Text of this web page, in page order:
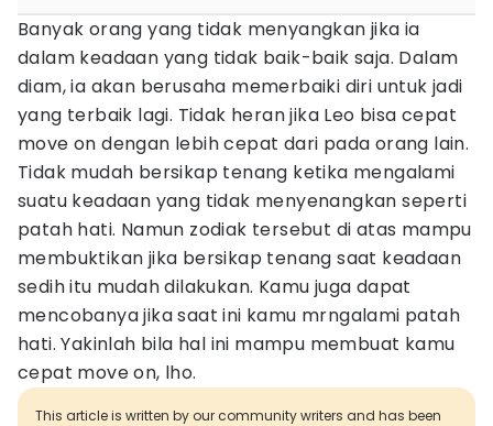
Banyak orang yang tidak menyangkan jika ia
dalam keadaan yang tidak baik-baik saja. Dalam
diam, ia akan berusaha memerbaiki diri untuk jadi
yang terbaik lagi. Tidak heran jika Leo bisa cepat
move on dengan lebih cepat dari pada orang lain.
Tidak mudah bersikap tenang ketika mengalami
suatu keadaan yang tidak menyenangkan seperti
patah hati. Namun zodiak tersebut di atas mampu
membuktikan jika bersikap tenang saat keadaan
sedih itu mudah dilakukan. Kamu juga dapat
mencobanya jika saat ini kamu mrngalami patah
hati. Yakinlah bila hal ini mampu membuat kamu
cepat move on, lho.
This article is written by our community writers and has been